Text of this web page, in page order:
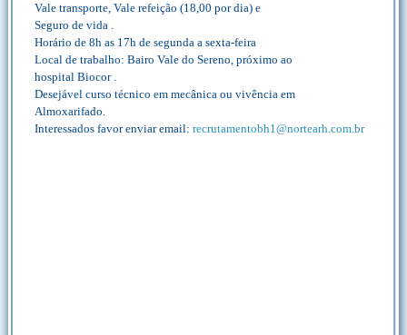
Vale transporte, Vale refeição (18,00 por dia) e
Seguro de vida .
Horário de 8h as 17h de segunda a sexta-feira
Local de trabalho: Bairo Vale do Sereno, próximo ao
hospital Biocor .
Desejável curso técnico em mecânica ou vivência em
Almoxarifado.
Interessados favor enviar email: recrutamentobh1@nortearh.com.br